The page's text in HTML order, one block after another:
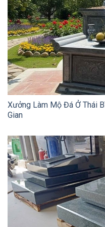
Xưởng Làm Mộ Đá Ở Thái
Gian